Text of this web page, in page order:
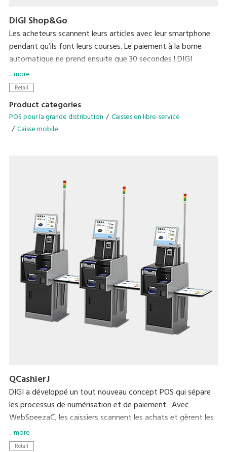
DIGI Shop&Go
Les acheteurs scannent leurs articles avec leur smartphone
pendant qu’ils font leurs courses. Le paiement à la borne
automatique ne prend ensuite que 30 secondes ! DIGI
Shop&Go réinvente l’expérience commerciale en réduisant
considérablement l’une des principales sources de stress
... more
Retail
Product categories
POS pour la grande distribution
Caisses en libre-service
Caisse mobile
QCashierJ
DIGI a développé un tout nouveau concept POS qui sépare
les processus de numérisation et de paiement. Avec
WebSpeezaC, les caissiers scannent les achats et gèrent les
réductions. Avec QCashier, les acheteurs gèrent les
paiements eux-mêmes. Laisser la gestion des paiements aux
... more
Retail